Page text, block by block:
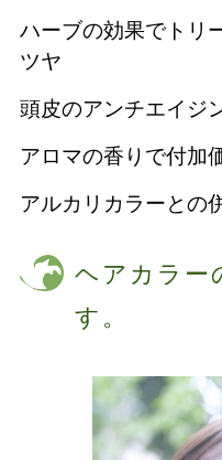
ハーブの効果でトリ
ツヤ
頭皮のアンチエイジ
アロマの香りで付加
アルカリカラーとの
ヘアカラー
す。